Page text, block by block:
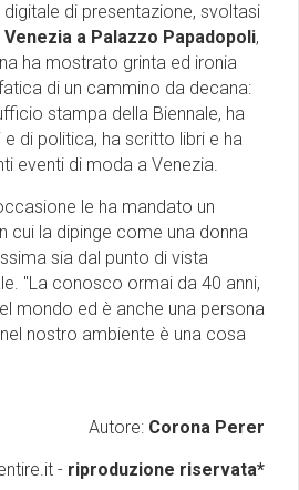
digitale di presentazione, svoltasi
a Palazzo Papadopoli,
ha mostrato grinta ed ironia
di un cammino da decana:
stampa della Biennale, ha
di politica, ha scritto libri e ha
eventi di moda a Venezia.
le ha mandato un
cui la dipinge come una donna
sia dal punto di vista
"La conosco ormai da 40 anni,
mondo ed è anche una persona
nostro ambiente è una cosa
Autore: Corona Perer
- riproduzione riservata*